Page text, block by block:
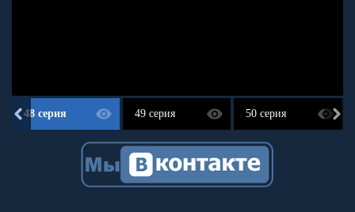
48 серия 49 серия 50 серия